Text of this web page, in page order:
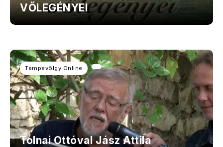
VŐLEGÉNYEI
Tempevölgy Online
Tolnai Ottóval Jász Attila